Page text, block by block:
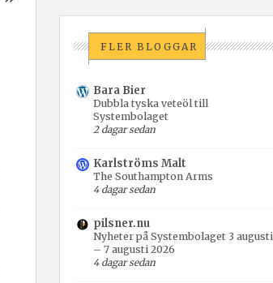
FLER BLOGGAR
Bara Bier
Dubbla tyska veteöl till
Systembolaget
2 dagar sedan
Karlströms Malt
The Southampton Arms
4 dagar sedan
pilsner.nu
Nyheter på Systembolaget 3 augusti
– 7 augusti 2026
4 dagar sedan